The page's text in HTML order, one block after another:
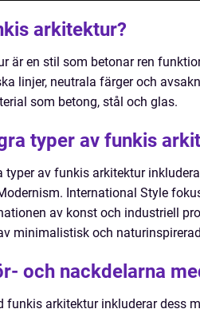
arkitektur?
är en stil som betonar ren
linjer, neutrala färger och
som betong, stål och glas.
typer av funkis
typer av funkis arkitektur
International Style
av konst och industriell
minimalistisk och
och nackdelarna
funkis arkitektur inkluderar dess